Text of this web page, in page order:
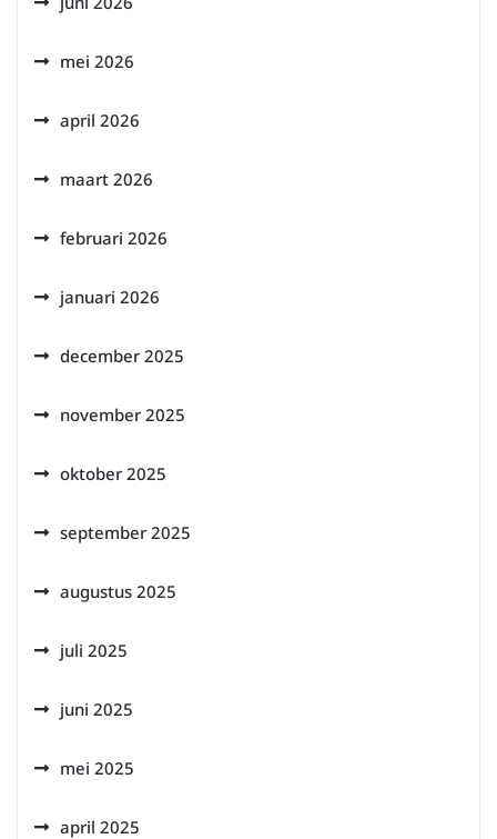
mei 2026
april 2026
maart 2026
februari 2026
januari 2026
december 2025
november 2025
oktober 2025
september 2025
augustus 2025
juli 2025
juni 2025
mei 2025
april 2025